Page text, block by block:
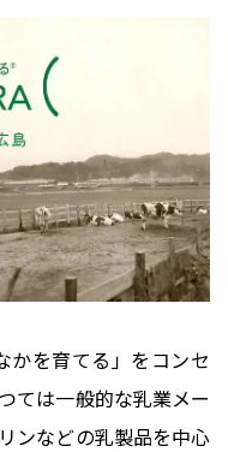
かを育てる」をコンセ
ては一般的な乳業メー
ンなどの乳製品を中心